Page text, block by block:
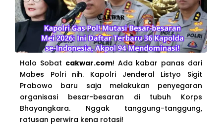
Halo Sobat cakwar.com! Ada kabar panas dari
Mabes Polri nih. Kapolri Jenderal Listyo Sigit
Prabowo baru saja melakukan penyegaran
organisasi besar-besaran di tubuh Korps
Bhayangkara. Nggak tanggung-tanggung,
ratusan perwira kena rotasi!